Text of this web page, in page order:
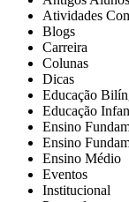
Atividades
Blogs
Carreira
Colunas
Dicas
Educação
Educação
Ensino
Ensino
Ensino Médio
Eventos
Institucional